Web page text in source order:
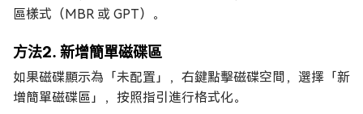
區樣式（MBR 或 GPT）。
方法2. 新增簡單磁碟區
如果磁碟顯示為「未配置」，右鍵點擊磁碟空間，選擇「新
增簡單磁碟區」，按照指引進行格式化。